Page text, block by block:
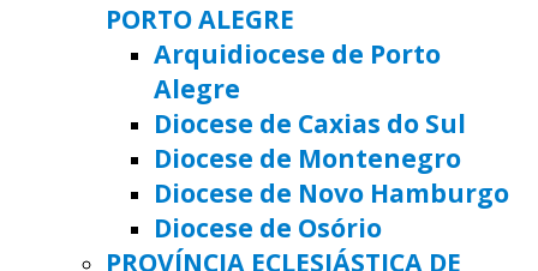
PORTO ALEGRE
Arquidiocese de Porto
Alegre
Diocese de Caxias do Sul
Diocese de Montenegro
Diocese de Novo Hamburgo
Diocese de Osório
PROVÍNCIA ECLESIÁSTICA DE